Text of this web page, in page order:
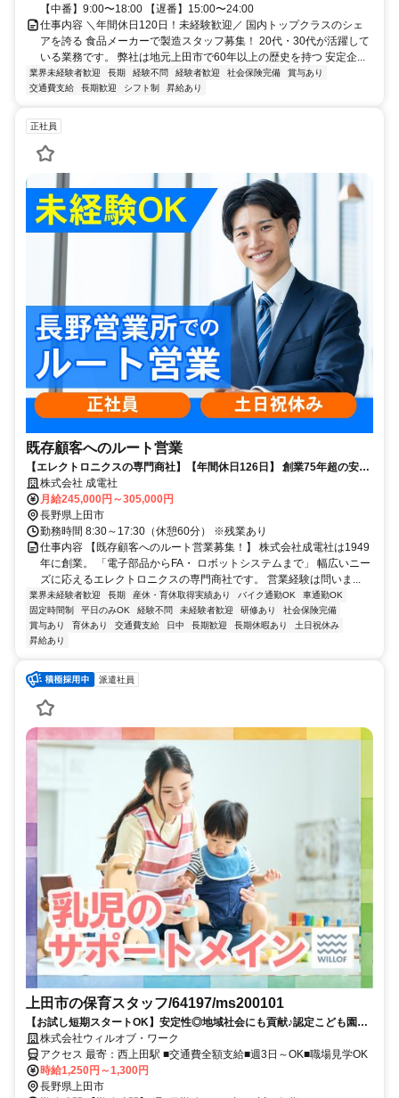
【中番】9:00〜18:00 【遅番】15:00〜24:00
仕事内容 ＼年間休日120日！未経験歓迎／ 国内トップクラスのシェ
アを誇る 食品メーカーで製造スタッフ募集！ 20代・30代が活躍して
いる業務です。 弊社は地元上田市で60年以上の歴史を持つ 安定企...
業界未経験者歓迎 長期 経験不問 経験者歓迎 社会保険完備
賞与あり
交通費支給
長期歓迎 シフト制 昇給あり
正社員
既存顧客へのルート営業
【エレクトロニクスの専門商社】【年間休日126日】 創業75年超の安定
基盤でキャリアアップしませんか
株式会社 成電社
月給245,000円～305,000円
長野県上田市
勤務時間 8:30～17:30（休憩60分） ※残業あり
仕事内容 【既存顧客へのルート営業募集！】 株式会社成電社は1949
年に創業。 「電子部品からFA・ ロボットシステムまで」 幅広いニー
ズに応えるエレクトロニクスの専門商社です。 営業経験は問いま...
業界未経験者歓迎 長期 産休・育休取得実績あり バイク通勤OK
車通勤OK
固定時間制
平日のみOK 経験不問 未経験者歓迎 研修あり
社会保険完備
賞与あり
育休あり 交通費支給 日中 長期歓迎 長期休暇あり
土日祝休み
昇給あり
派遣社員
上田市の保育スタッフ/64197/ms200101
【お試し短期スタートOK】安定性◎地域社会にも貢献♪認定こども園な
らではの長く続けられる環境あり！
株式会社ウィルオブ・ワーク
アクセス 最寄：西上田駅 ■交通費全額支給■週3日～OK■職場見学OK
時給1,250円～1,300円
長野県上田市